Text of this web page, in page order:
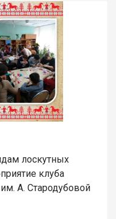
лоскутных
клуба
А. Стародубовой